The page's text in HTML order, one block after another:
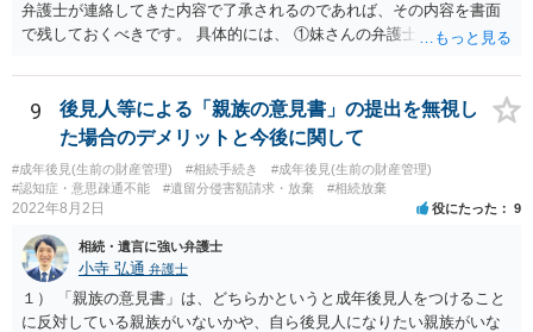
弁護士が連絡してきた内容で了承されるのであれば、その内容を書面
で残しておくべきです。 具体的には、 ①妹さんの弁護士に対して、連
の預金を振り込めば終了など）を記載した合意書等の書面を作成して
もらう。 ②相談者様はその書面の内容をしっかり確認する。納得でき
ない部分があれば、説明を求めたり、修正を求める。 なお、相続に
関してお互いに債権債務がないことを確認する旨を記載してもらいま
しょう。その記載があれば、相続の件は終了となります。 ③合意書等
が納得できる内容になれば、お互いに署名捺印する。 という流れで
捺印する前に、相談者様も別の弁護士に相談して確認してもらうので
もいいと思います。 ⑵振込先が弁護士宛であることについて 代理人弁
護士の預り口座を振込先とするのはよくあることです。 問題ないと思
います。
9
後見人等による「親族の意見書」の提出を無視し
た場合のデメリットと今後に関して
#成年後見(生前の財産管理) #相続手続き
#成年後見(生前の財産管理)
#認知症・意思疎通不能
#遺留分侵害額請求・放棄 #相続放棄
2022年8月2日 役にたった 9
相続・遺言に強い弁護士
小寺 弘通 弁護士
１） 「親族の意見書」は、どちらかというと成年後見人をつけること
に反対している親族がいないかや、自ら後見人になりたい親族がいな